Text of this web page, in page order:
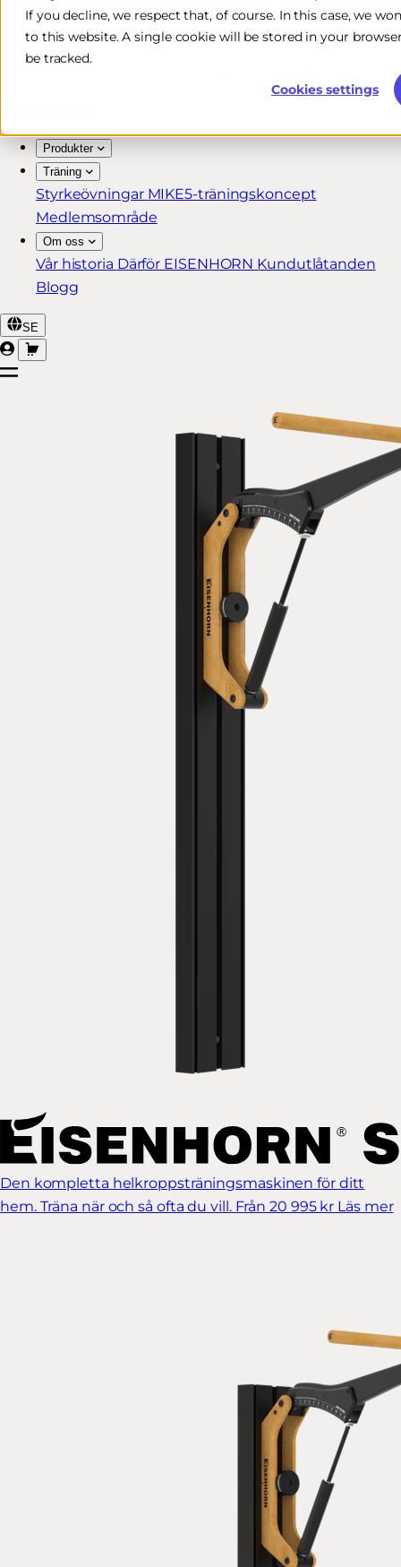
If you decline, we respect that, of course. In this case, we
to this website. A single cookie will be stored in your
be tracked.
Cookies settings
Gratis & snabb leverans*
30 dagars returrätt
Produkter
Träning
Styrkeövningar MIKE5-träningskoncept
Medlemsområde
Om oss
Vår historia Därför EISENHORN Kundutlåtanden
Blogg
SE
Den kompletta helkroppsträningsmaskinen för ditt
hem. Träna när och så ofta du vill. Från 20 995 kr Läs mer